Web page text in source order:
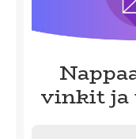
vinkit ja